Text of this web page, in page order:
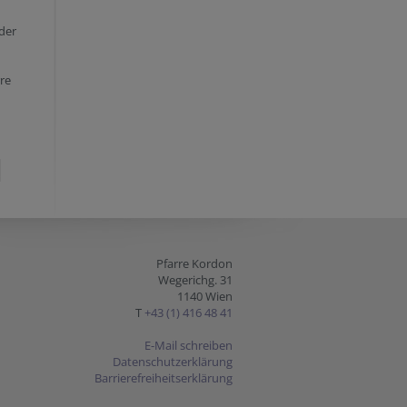
Pfarre Kordon
Wegerichg. 31
1140 Wien
T +43 (1) 416 48 41
E-Mail schreiben
Datenschutzerklärung
Barrierefreiheitserklärung